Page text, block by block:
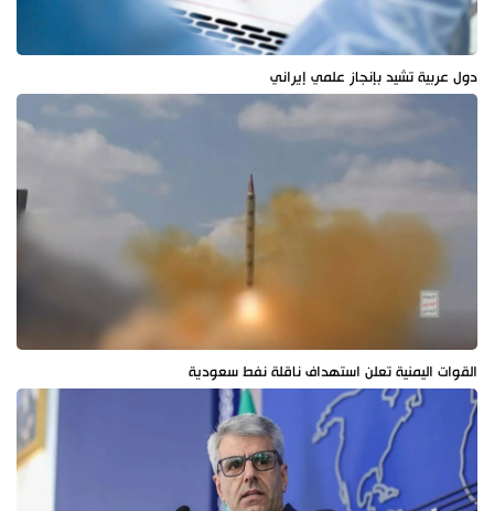
دول عربية تشيد بإنجاز علمي إيراني
القوات اليمنية تعلن استهداف ناقلة نفط سعودية